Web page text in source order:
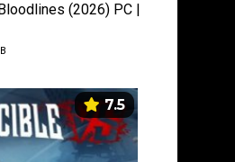
(2026) PC |
7.5